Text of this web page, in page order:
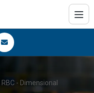
- Dimensional